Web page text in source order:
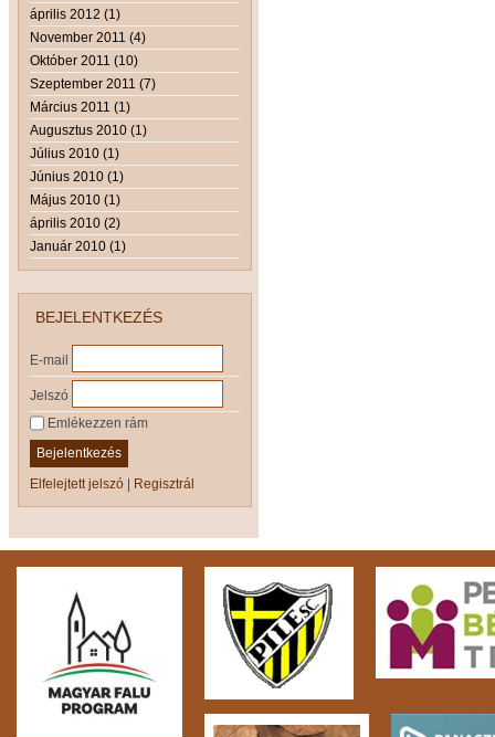
április 2012 (1)
November 2011 (4)
Október 2011 (10)
Szeptember 2011 (7)
Március 2011 (1)
Augusztus 2010 (1)
Július 2010 (1)
Június 2010 (1)
Május 2010 (1)
április 2010 (2)
Január 2010 (1)
BEJELENTKEZÉS
E-mail
Jelszó
Emlékezzen rám
Bejelentkezés
Elfelejtett jelszó | Regisztrál